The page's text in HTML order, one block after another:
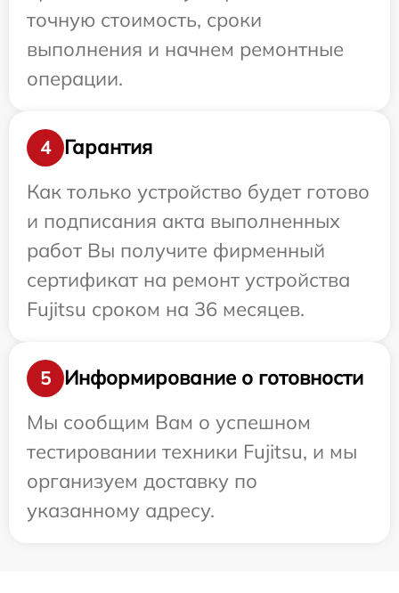
точную стоимость, сроки
выполнения и начнем ремонтные
операции.
4
Гарантия
Как только устройство будет готово
и подписания акта выполненных
работ Вы получите фирменный
сертификат на ремонт устройства
Fujitsu сроком на 36 месяцев.
5
Информирование о готовности
Мы сообщим Вам о успешном
тестировании техники Fujitsu, и мы
организуем доставку по
указанному адресу.